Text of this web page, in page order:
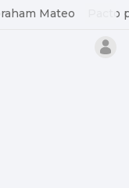
Mateo Pacto